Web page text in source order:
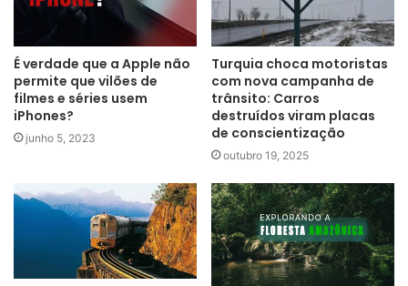
É verdade que a Apple não
permite que vilões de
filmes e séries usem
iPhones?
junho 5, 2023
Turquia choca motoristas
com nova campanha de
trânsito: Carros
destruídos viram placas
de conscientização
outubro 19, 2025